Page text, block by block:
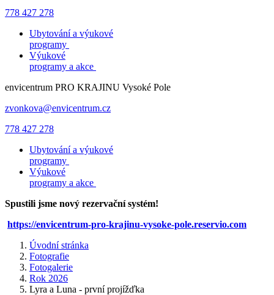
778 427 278
Ubytování a výukové
programy
Výukové
programy a akce
envicentrum PRO KRAJINU Vysoké Pole
zvonkova@envicentrum.cz
778 427 278
Ubytování a výukové
programy
Výukové
programy a akce
Spustili jsme nový rezervační systém!
https://envicentrum-pro-krajinu-vysoke-pole.reservio.com
Úvodní stránka
Fotografie
Fotogalerie
Rok 2026
Lyra a Luna - první projížďka